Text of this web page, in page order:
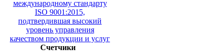
Счетчики